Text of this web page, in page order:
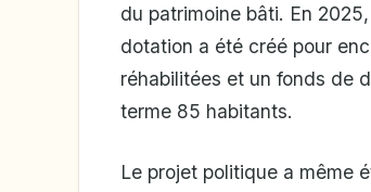
du patrimoine bâti. En
dotation a été créé pour
réhabilitées et un fonds de
terme 85 habitants.
Le projet politique a même